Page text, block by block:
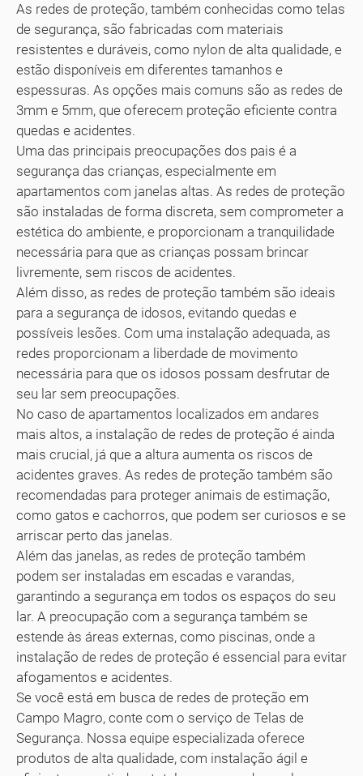
As redes de proteção, também conhecidas como telas
de segurança, são fabricadas com materiais
resistentes e duráveis, como nylon de alta qualidade, e
estão disponíveis em diferentes tamanhos e
espessuras. As opções mais comuns são as redes de
3mm e 5mm, que oferecem proteção eficiente contra
quedas e acidentes.
Uma das principais preocupações dos pais é a
segurança das crianças, especialmente em
apartamentos com janelas altas. As redes de proteção
são instaladas de forma discreta, sem comprometer a
estética do ambiente, e proporcionam a tranquilidade
necessária para que as crianças possam brincar
livremente, sem riscos de acidentes.
Além disso, as redes de proteção também são ideais
para a segurança de idosos, evitando quedas e
possíveis lesões. Com uma instalação adequada, as
redes proporcionam a liberdade de movimento
necessária para que os idosos possam desfrutar de
seu lar sem preocupações.
No caso de apartamentos localizados em andares
mais altos, a instalação de redes de proteção é ainda
mais crucial, já que a altura aumenta os riscos de
acidentes graves. As redes de proteção também são
recomendadas para proteger animais de estimação,
como gatos e cachorros, que podem ser curiosos e se
arriscar perto das janelas.
Além das janelas, as redes de proteção também
podem ser instaladas em escadas e varandas,
garantindo a segurança em todos os espaços do seu
lar. A preocupação com a segurança também se
estende às áreas externas, como piscinas, onde a
instalação de redes de proteção é essencial para evitar
afogamentos e acidentes.
Se você está em busca de redes de proteção em
Campo Magro, conte com o serviço de Telas de
Segurança. Nossa equipe especializada oferece
produtos de alta qualidade, com instalação ágil e